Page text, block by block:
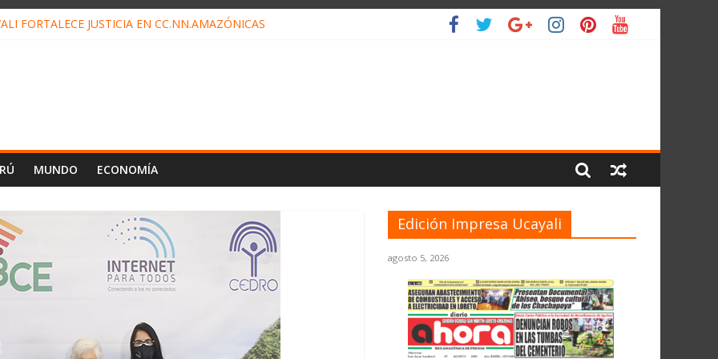
FORTALECE JUSTICIA EN CC.NN.AMAZÓNICAS
MUNDO ECONOMÍA
Edición Impresa Ucayali
agosto 5, 2026